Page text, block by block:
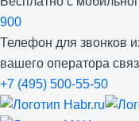
900
Телефон для звонков
вашего оператора
+7 (495) 500-55-50